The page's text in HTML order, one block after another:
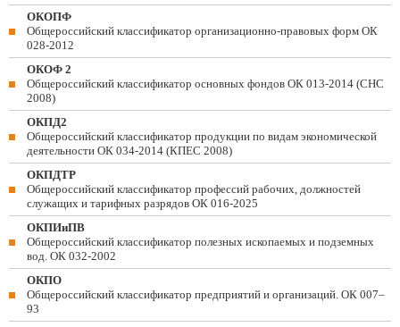
ОКОПФ
Общероссийский классификатор организационно-правовых форм ОК
028-2012
ОКОФ 2
Общероссийский классификатор основных фондов ОК 013-2014 (СНС
2008)
ОКПД2
Общероссийский классификатор продукции по видам экономической
деятельности ОК 034-2014 (КПЕС 2008)
ОКПДТР
Общероссийский классификатор профессий рабочих, должностей
служащих и тарифных разрядов ОК 016-2025
ОКПИиПВ
Общероссийский классификатор полезных ископаемых и подземных
вод. ОК 032-2002
ОКПО
Общероссийский классификатор предприятий и организаций. ОК 007–
93